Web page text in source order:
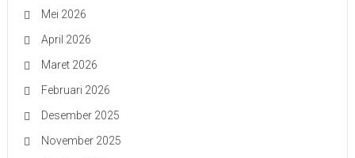
Mei 2026
April 2026
Maret 2026
Februari 2026
Desember 2025
November 2025